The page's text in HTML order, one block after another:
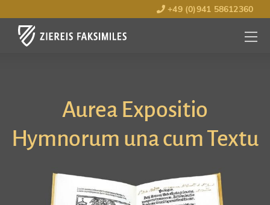
+49 (0)941 58612360
MENÜ
Aurea Expositio
Hymnorum una cum Textu